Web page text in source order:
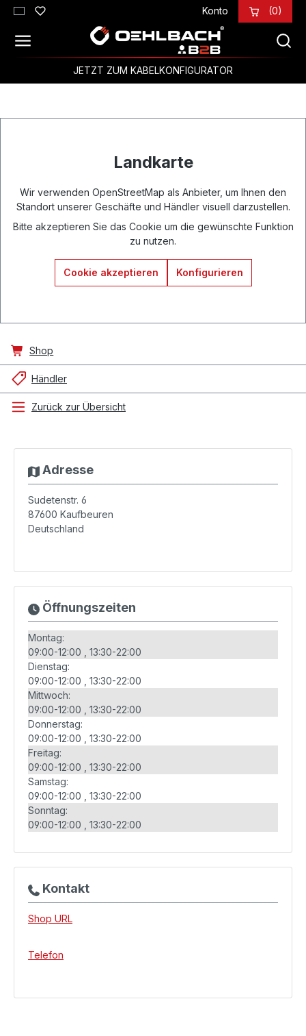
Zum Hauptinhalt springen Konto (0)
JETZT ZUM KABELKONFIGURATOR
Landkarte
Wir verwenden OpenStreetMap als Anbieter, um Ihnen den
Standort unserer Geschäfte und Händler visuell darzustellen.
Bitte akzeptieren Sie das Cookie um die gewünschte Funktion
zu nutzen.
Cookie akzeptieren Konfigurieren
Shop
Händler
Zurück zur Übersicht
Adresse
Sudetenstr. 6
87600 Kaufbeuren
Deutschland
Öffnungszeiten
Montag:
09:00-12:00
13:30-22:00
Dienstag:
09:00-12:00
13:30-22:00
Mittwoch:
09:00-12:00
13:30-22:00
Donnerstag:
09:00-12:00
13:30-22:00
Freitag:
09:00-12:00
13:30-22:00
Samstag:
09:00-12:00
13:30-22:00
Sonntag:
09:00-12:00
13:30-22:00
Kontakt
Shop URL
Telefon